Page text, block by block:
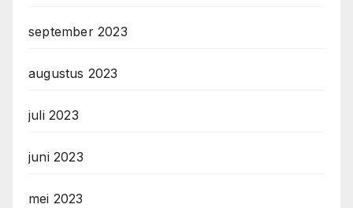
september 2023
augustus 2023
juli 2023
juni 2023
mei 2023